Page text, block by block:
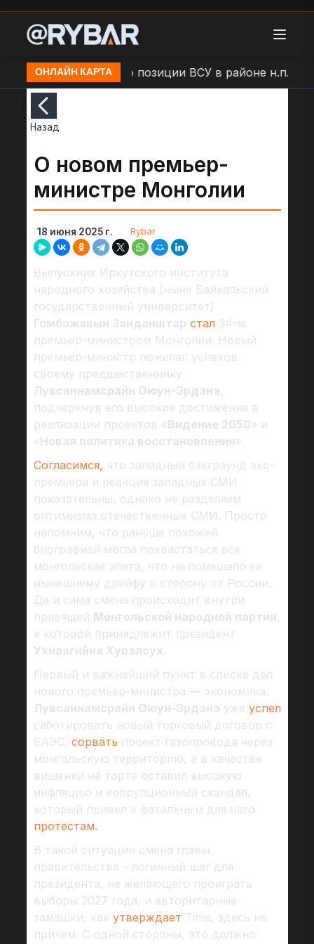
ОНЛАЙН КАРТА
Удар БЛА по позиции ВСУ в районе н.п.
Назад
О новом премьер-
министре Монголии
18 июня 2025 г. Rybar
Выпускник Иркутского института
народного хозяйства (ныне Байкальский
государственный университет)
Гомбожавын Занданштар стал 34-м
премьер-министром Монголии. Новый
премьер-министр пожелал успехов
своему предшественнику
Лувсаннамсрайн Оюун-Эрдэнэ,
подчеркнув его высокие достижения в
реализации проектов «Видение 2050» и
«Новая политика восстановления».
Согласимся, что западный бэкграунд экс-
премьера и реакция западных СМИ
показательны, однако не разделяем
оптимизма отечественных СМИ. Просто
напомним, что раньше похожей
биографией могла похвастаться вся
монгольская элита, что не помешало ее
нынешнему дрейфу в сторону от России.
Да и сама смена происходит внутри
правящей Монгольской народной партии,
к которой принадлежит президент
Ухнаагийна Хурэлсух.
Первый и важнейший пункт в списке дел
нового премьер-министра — экономика.
Лувсаннамсрайн Оюун-Эрдэнэ уже успел
саботировать новый торговый договор с
ЕАЭС, сорвать проект газопровода через
монгольскую территорию, а в качестве
вишенки на торте оставил высокую
инфляцию и коррупционный скандал,
который привел к фатальным для него
протестам.
В такой ситуации смена главы
правительства – логичный шаг для
президента, не желающего проиграть
выборы 2027 года, и авторитарные
замашки, как утверждает Time, здесь не
причем. С одной стороны, это должно